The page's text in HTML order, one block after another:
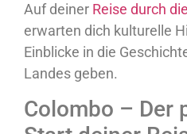
Auf deiner Reise durch
erwarten dich kulturelle
Einblicke in die
Landes geben.
Colombo – Der